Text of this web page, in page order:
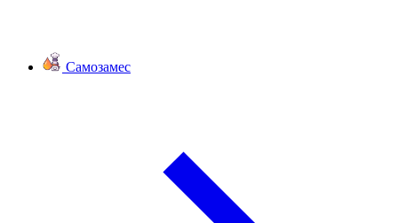
Самозамес